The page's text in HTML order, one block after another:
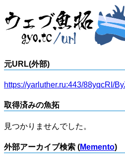
元URL(外部)
https://yarluther.ru:443/88yqcRI/
取得済みの魚拓
見つかりませんでした。
外部アーカイブ検索 (Memento)